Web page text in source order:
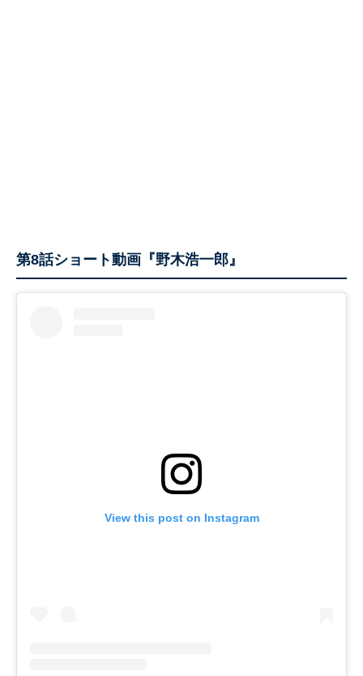
第8話ショート動画『野木浩一郎』
View this post on Instagram